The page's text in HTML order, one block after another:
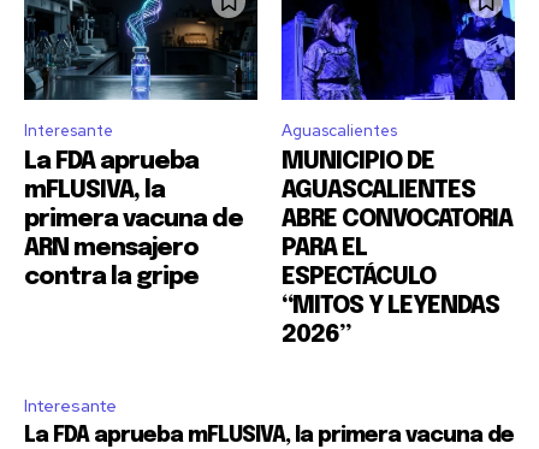
Interesante
La FDA aprueba
mFLUSIVA, la
primera vacuna de
ARN mensajero
contra la gripe
Aguascalientes
MUNICIPIO DE
AGUASCALIENTES
ABRE CONVOCATORIA
PARA EL
ESPECTÁCULO
“MITOS Y LEYENDAS
2026”
Interesante
La FDA aprueba mFLUSIVA, la primera vacuna de